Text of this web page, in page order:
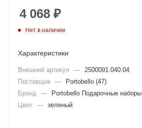
4 068 ₽
Нет в наличии
Характеристики
Внешний артикул —
2500091.040.04
Поставщик —
Portobello (47)
Бренд
—
Portobello Подарочные наборы
Цвет — зеленый